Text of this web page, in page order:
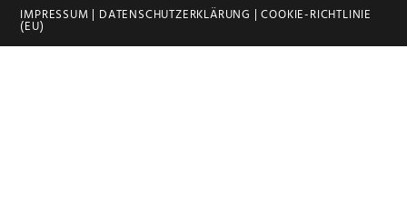
IMPRESSUM | DATENSCHUTZERKLÄRUNG |COOKIE-RICHTLINIE
(EU)